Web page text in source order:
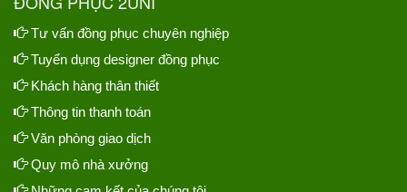
Tư vấn đồng phục chuyên nghiệp
Tuyển dụng designer đồng phục
Khách hàng thân thiết
Thông tin thanh toán
Văn phòng giao dịch
Quy mô nhà xưởng